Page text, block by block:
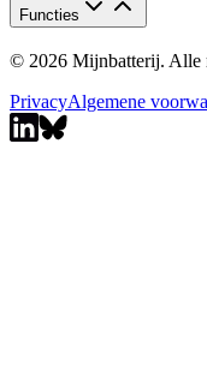
Functies
© 2026 Mijnbatterij. Alle
PrivacyAlgemene